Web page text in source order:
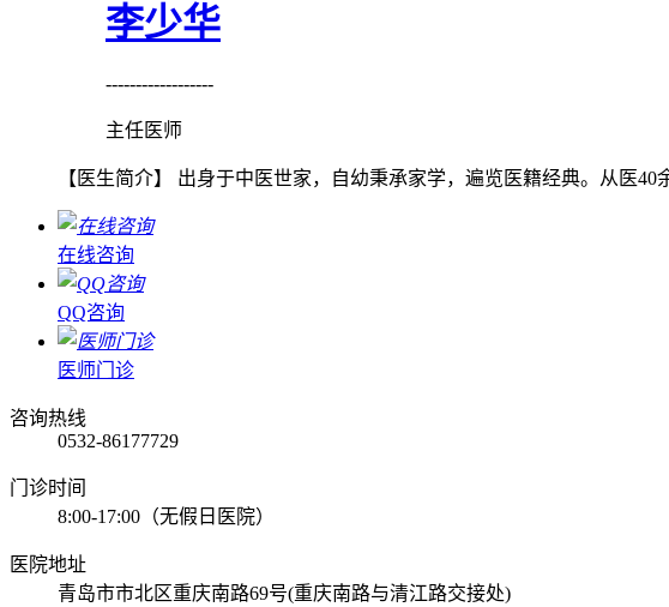
李少华
------------------
主任医师
【医生简介】 出身于中医世家，自幼秉承家学，遍览医籍经典。从医
在线咨询
QQ咨询
医师门诊
咨询热线
0532-86177729
门诊时间
8:00-17:00（无假日医院）
医院地址
青岛市市北区重庆南路69号(重庆南路与清江路交接处)